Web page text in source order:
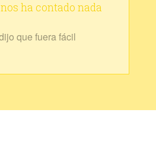
ha contado nada
que fuera fácil